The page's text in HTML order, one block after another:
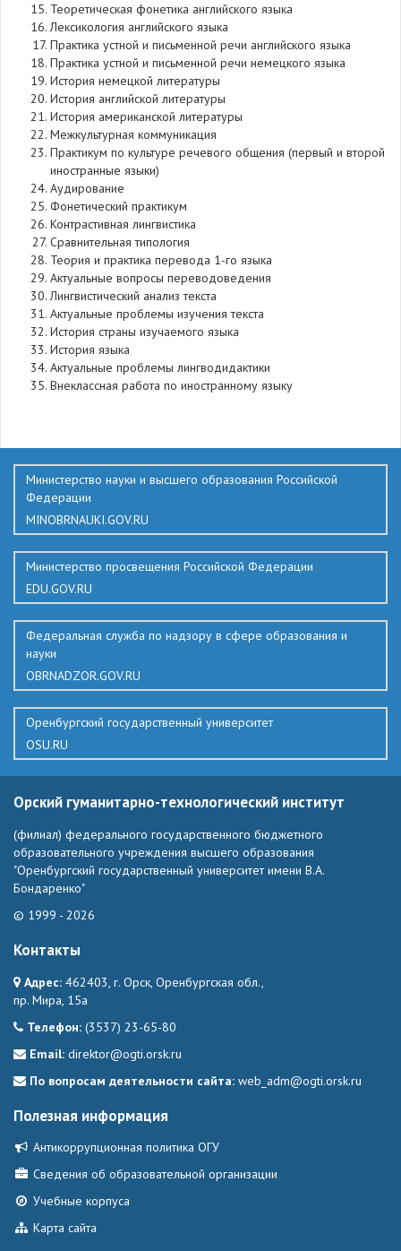
Теоретическая фонетика английского языка
Лексикология английского языка
Практика устной и письменной речи английского языка
Практика устной и письменной речи немецкого языка
История немецкой литературы
История английской литературы
История американской литературы
Межкультурная коммуникация
Практикум по культуре речевого общения (первый и второй
иностранные языки)
Аудирование
Фонетический практикум
Контрастивная лингвистика
Сравнительная типология
Теория и практика перевода 1-го языка
Актуальные вопросы переводоведения
Лингвистический анализ текста
Актуальные проблемы изучения текста
История страны изучаемого языка
История языка
Актуальные проблемы лингводидактики
Внеклассная работа по иностранному языку
Министерство науки и высшего образования Российской
Федерации
MINOBRNAUKI.GOV.RU
Министерство просвещения Российской Федерации
EDU.GOV.RU
Федеральная служба по надзору в сфере образования и
науки
OBRNADZOR.GOV.RU
Оренбургский государственный университет
OSU.RU
Орский гуманитарно-технологический институт
(филиал) федерального государственного бюджетного
образовательного учреждения высшего образования
"Оренбургский государственный университет имени В.А.
Бондаренко"
© 1999 - 2026
Контакты
Адрес: 462403, г. Орск, Оренбургская обл.,
пр. Мира, 15а
Телефон: (3537) 23-65-80
Email: direktor@ogti.orsk.ru
По вопросам деятельности сайта: web_adm@ogti.orsk.ru
Полезная информация
Антикоррупционная политика ОГУ
Сведения об образовательной организации
Учебные корпуса
Карта сайта